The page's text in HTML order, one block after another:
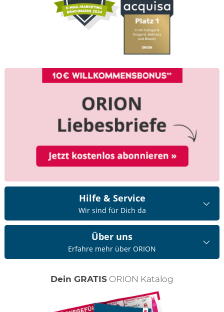
Hilfe & Service
Wir sind für Dich da
Über uns
Erfahre mehr über ORION
Dein GRATIS ORION Katalog